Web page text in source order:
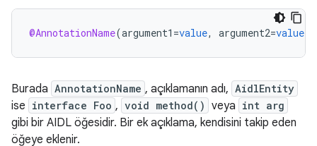
@AnnotationName(argument1 =value, argument2=value
Burada AnnotationName , açıklamanın adı, AidlEntity
ise interface Foo , void method() veya int arg
gibi bir AIDL öğesidir. Bir ek açıklama, kendisini takip eden
öğeye eklenir.